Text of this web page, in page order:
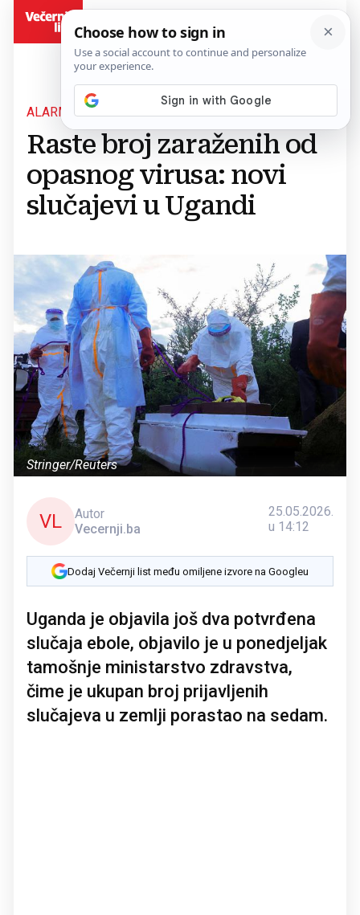
ALARM U AFRICI
Raste broj zaraženih od
opasnog virusa: novi
slučajevi u Ugandi
Stringer/Reuters
VL
Autor
Vecernji.ba
25.05.2026.
u 14:12
Dodaj Večernji list među omiljene izvore na Googleu
Uganda je objavila još dva potvrđena
slučaja ebole, objavilo je u ponedjeljak
tamošnje ministarstvo zdravstva,
čime je ukupan broj prijavljenih
slučajeva u zemlji porastao na sedam.